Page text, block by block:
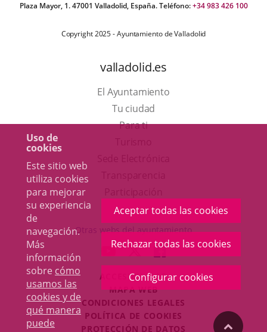
Uso de
cookies
Este sitio web
utiliza cookies
para mejorar
su experiencia
de
navegación.
Más
información
sobre cómo
usamos las
cookies y de
qué manera
puede
Aceptar todas las cookies
Rechazar todas las cookies
Configurar cookies
Plaza Mayor, 1. 47001 Valladolid, España. Teléfono:+34 983 426 100
Copyright 2025 - Ayuntamiento de Valladolid
valladolid.es
El Ayuntamiento
Tu ciudad
Para ti
en
una
ventana
nueva.
aplicación
externa.
Otras webs del ayuntamiento
ENLACE
A
UNA
APLICACIÓN
EXTERNA.
ENLACE
A
UNA
APLICACIÓN
EXTERNA.
ENLACE
A
UNA
EXTERNA.
ACCESIBILIDAD
MAPA WEB
CONDICIONES LEGALES
POLÍTICA DE COOKIES
PROTECCIÓN DE DATOS
"Volver